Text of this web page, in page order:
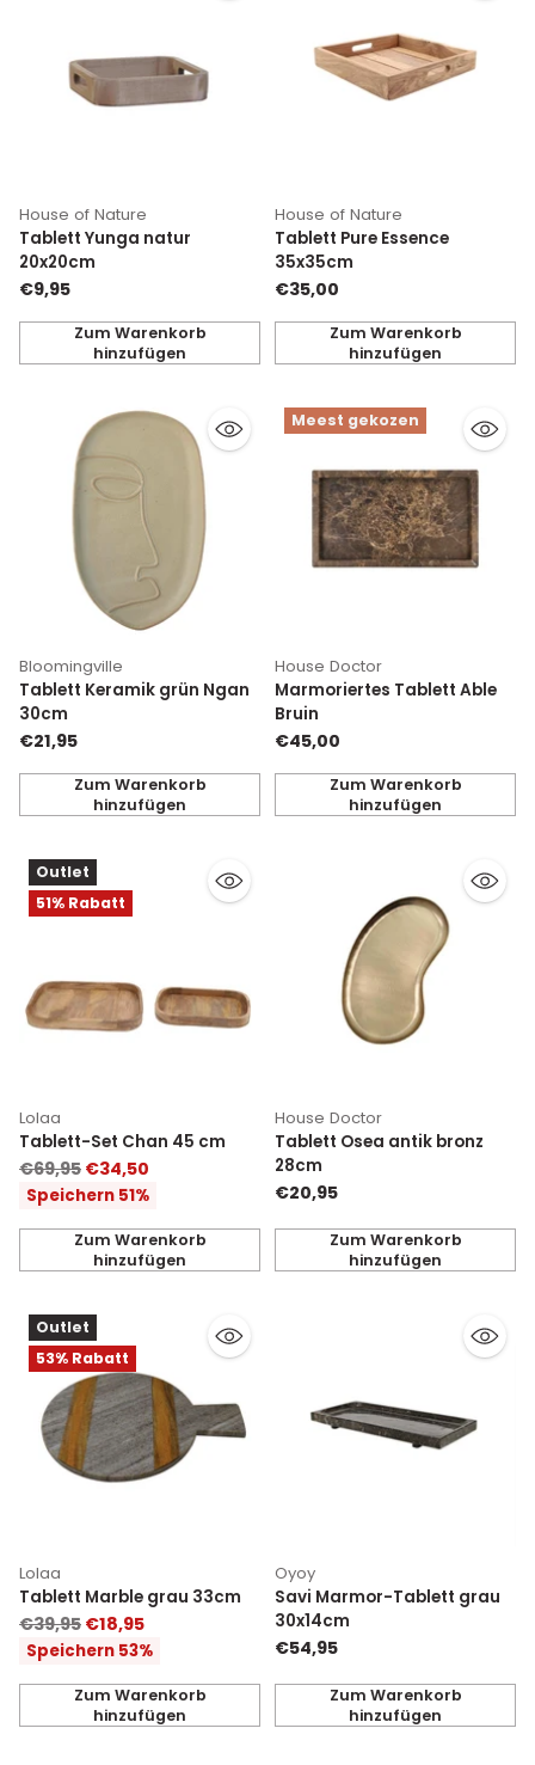
House of Nature
Tablett Yunga natur
20x20cm
€9,95
Zum Warenkorb
hinzufügen
Anzahl
House of Nature
Tablett Pure Essence
35x35cm
€35,00
Zum Warenkorb
hinzufügen
Anzahl
Bloomingville
Tablett Keramik grün Ngan
30cm
€21,95
Zum Warenkorb
hinzufügen
Anzahl
Meest gekozen
House Doctor
Marmoriertes Tablett Able
Bruin
€45,00
Zum Warenkorb
hinzufügen
Anzahl
Outlet
51% Rabatt
Lolaa
Tablett-Set Chan 45 cm
Normaler
Preis
€69,95 €34,50
Speichern 51%
Zum Warenkorb
hinzufügen
Anzahl
House Doctor
Tablett Osea antik bronz
28cm
€20,95
Zum Warenkorb
hinzufügen
Anzahl
Outlet
53% Rabatt
Lolaa
Tablett Marble grau 33cm
Normaler
Preis
€39,95 €18,95
Speichern 53%
Zum Warenkorb
hinzufügen
Anzahl
Oyoy
Savi Marmor-Tablett grau
30x14cm
€54,95
Zum Warenkorb
hinzufügen
Anzahl